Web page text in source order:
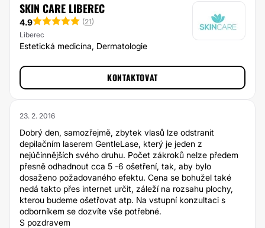
SKIN CARE LIBEREC
4.9 (21)
Liberec
Estetická medicína, Dermatologie
KONTAKTOVAT
23. 2. 2016
Dobrý den, samozřejmě, zbytek vlasů lze odstranit
depilačním laserem GentleLase, který je jeden z
nejúčinnějších svého druhu. Počet zákroků nelze předem
přesně odhadnout cca 5 -6 ošetření, tak, aby bylo
dosaženo požadovaného efektu. Cena se bohužel také
nedá takto přes internet určit, záleží na rozsahu plochy,
kterou budeme ošetřovat atp. Na vstupní konzultaci s
odborníkem se dozvíte vše potřebné.
S pozdravem